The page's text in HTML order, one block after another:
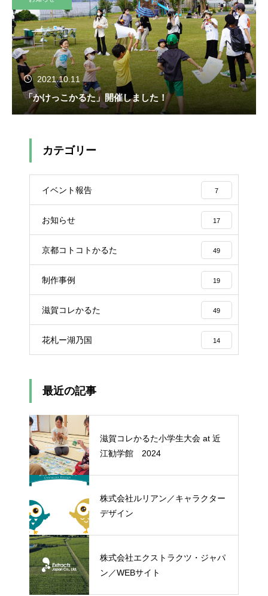
2021.10.11
「かけっこかるた」開催しました！
カテゴリー
イベント報告 7
お知らせ 17
京都コトコトかるた 49
制作事例 19
滋賀コレかるた 49
花札ー湖乃国 14
最近の記事
滋賀コレかるた小学生大会 at 近
江勧学館 2024
株式会社ルリアン／キャラクター
デザイン
株式会社エクストラクツ・ジャパ
ン／WEBサイト